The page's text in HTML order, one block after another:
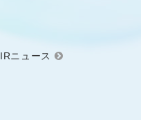
IRニュース